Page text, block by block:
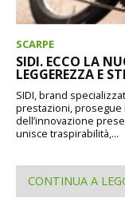
SCARPE
SIDI. ECCO LA
LEGGEREZZA E
SIDI, brand
prestazioni,
dell’innovazione
unisce traspirabilità,...
CONTINUA A